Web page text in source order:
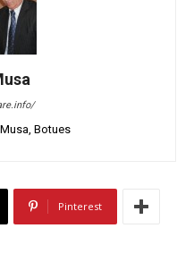
Botues
Pinterest